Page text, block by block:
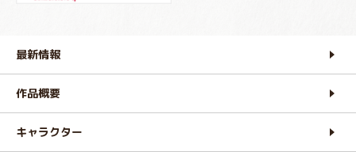
最新情報
作品概要
キャラクター